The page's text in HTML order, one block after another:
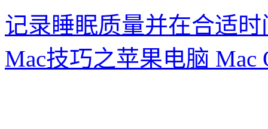
记录睡眠质量并在合适时
Mac技巧之苹果电脑